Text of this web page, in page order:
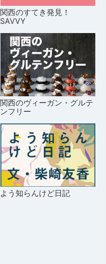
関西のすてき発見！
SAVVY
関西のヴィーガン・グルテ
ンフリー
よう知らんけど日記